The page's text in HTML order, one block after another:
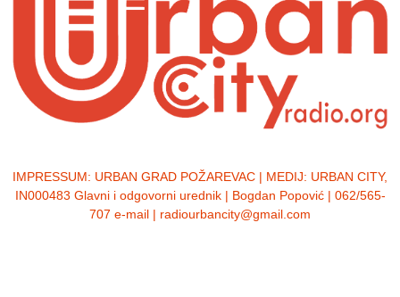
IMPRESSUM: URBAN GRAD POŽAREVAC | MEDIJ: URBAN CITY,
IN000483 Glavni i odgovorni urednik | Bogdan Popović | 062/565-
707 e-mail | radiourbancity@gmail.com